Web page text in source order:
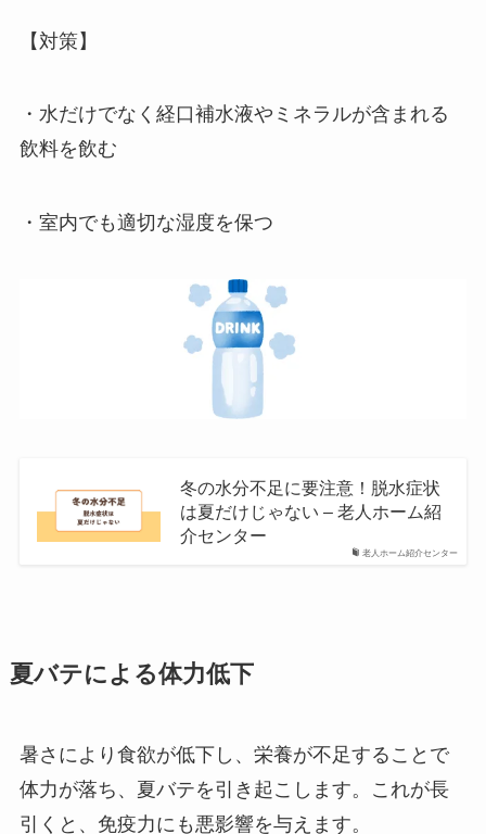
【対策】
・水だけでなく経口補水液やミネラルが含まれる
飲料を飲む
・室内でも適切な湿度を保つ
老人ホーム紹介センター
冬の水分不足に要注意！脱水症状
は夏だけじゃない – 老人ホーム紹
介センター
夏バテによる体力低下
暑さにより食欲が低下し、栄養が不足することで
体力が落ち、夏バテを引き起こします。これが長
引くと、免疫力にも悪影響を与えます。